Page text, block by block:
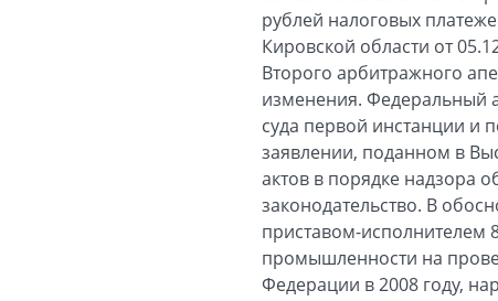
рублей налоговых
Кировской области от
Второго арбитражного
изменения. Федеральный
суда первой инстанции и
заявлении, поданном в
актов в порядке надзора
законодательство. В
приставом-исполнителем
промышленности на
Федерации в 2008 году,